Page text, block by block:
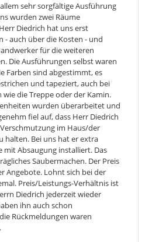
sehr sorgfältige Ausführung
wurden zwei Räume
Diedrich hat uns erst
- auch über die Kosten - und
für die weiteren
Die Ausführungen selbst waren
Farben sind abgestimmt, es
und tapeziert, auch bei
wie die Treppe oder der Kamin.
wurden überarbeitet und
fiel auf, dass Herr Diedrich
im Haus/der
halten. Bei uns hat er extra
mit Absaugung installiert. Das
Saubermachen. Der Preis
Angebote. Lohnt sich bei der
Preis/Leistungs-Verhältnis ist
Diedrich jederzeit wieder
ihn auch schon
Rückmeldungen waren